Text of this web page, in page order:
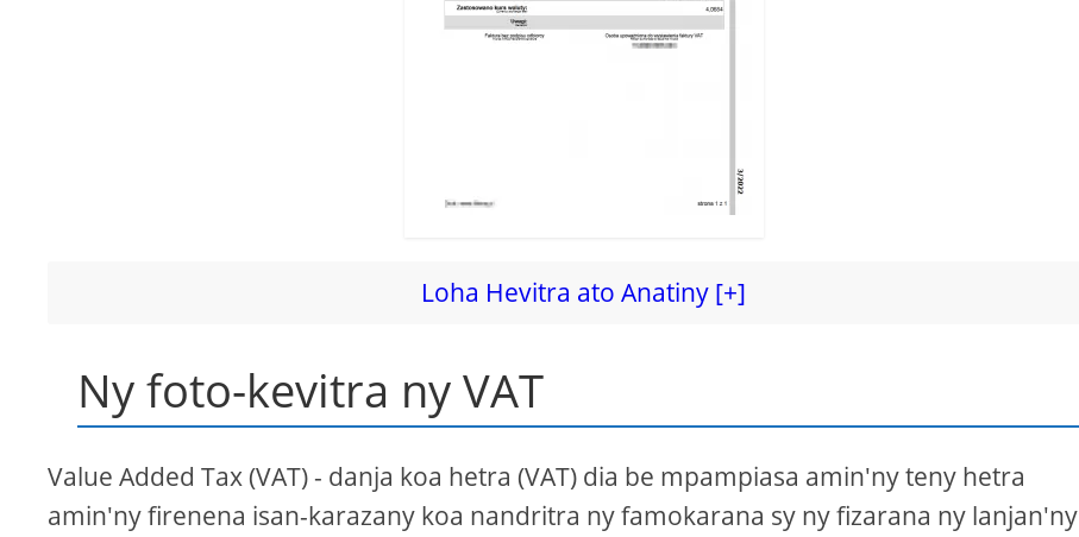
Loha Hevitra ato Anatiny [+]
Ny foto-kevitra ny VAT
Value Added Tax (VAT) - danja koa hetra (VAT) dia be mpampiasa amin'ny teny hetra
amin'ny firenena isan-karazany koa nandritra ny famokarana sy ny fizarana ny lanjan'ny